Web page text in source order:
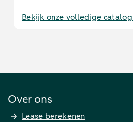
Bekijk onze volledige
Over ons
Lease berekenen